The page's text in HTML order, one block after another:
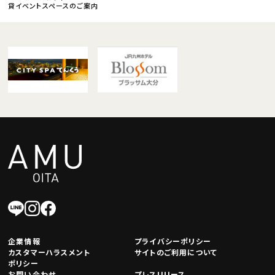
貸イベントスペースのご案内
企業情報
プライバシーポリシー
カスタマーハラスメント
ポリシー
サイトのご利用について